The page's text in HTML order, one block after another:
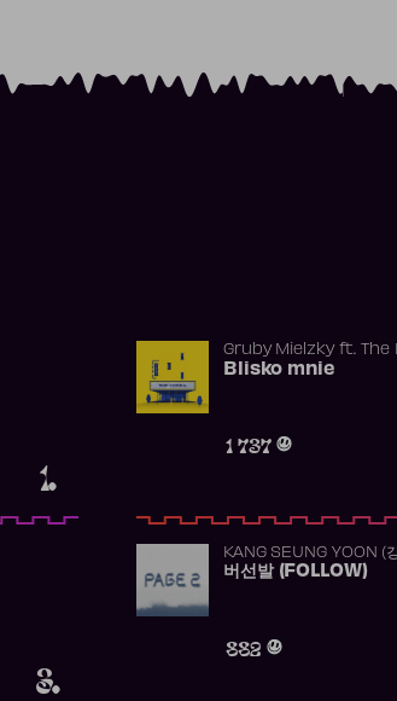
1.
Gruby Mielzkyft.
Blisko mnie
1 737
3.
KANG SEUNG YOON (
버선발 (FOLLOW)
882